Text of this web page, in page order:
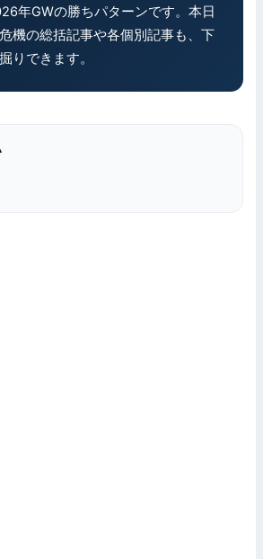
年GWの勝ちパターンです。本日
機の総括記事や各個別記事も、下
りできます。